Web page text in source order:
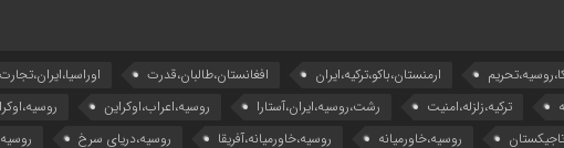
ارمنستان،باکو،ترکیه،ایران افغانستان،طالبان،قدرت اوراسیا،ایران،تجارت
ترکیه،زلزله،امنیت رشت،روسیه،ایران،آستارا روسیه،اعراب،اوکراین
روسیه،خاورمیانه روسیه،خاورمیانه،آفریقا روسیه،دریای سرخ